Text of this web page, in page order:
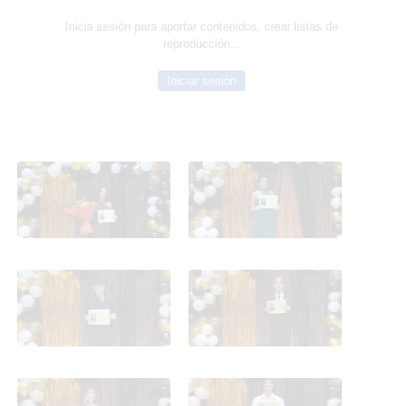
Inicia sesión para aportar contenidos, crear listas de
reproducción...
Iniciar sesión
4 eso C Despedida de 4º 4 eso C Despedida de 4º
4 eso C Despedida de 4º 4 eso C Despedida de 4º
4 eso C Despedida de 4º 4 eso C Despedida de 4º